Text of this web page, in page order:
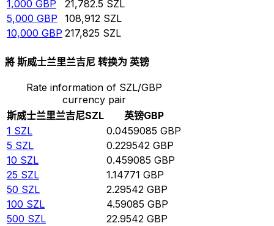
1,000 GBP 21,782.5 SZL
5,000 GBP 108,912 SZL
10,000 GBP 217,825 SZL
將 斯威士兰里兰吉尼 转换为 英镑
Rate information of SZL/GBP
currency pair
斯威士兰里兰吉尼SZL 英镑GBP
1 SZL 0.0459085 GBP
5 SZL 0.229542 GBP
10 SZL 0.459085 GBP
25 SZL 1.14771 GBP
50 SZL 2.29542 GBP
100 SZL 4.59085 GBP
500 SZL 22.9542 GBP